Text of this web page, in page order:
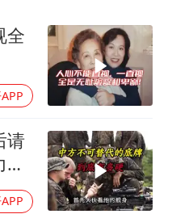
36岁男演员成景区NPC后人气爆棚
“不怕六爷挂得多 就怕六爷挂一颗”
微信又有新功能，你可以“撤回”你的撤回了！
健身 共筑健康中国
全
请